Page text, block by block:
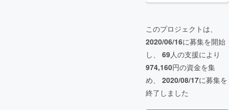
このプロジェクトは、
2020/06/16に募集を開始
し、 69人の支援により
974,160円の資金を集
め、 2020/08/17に募集を
終了しました